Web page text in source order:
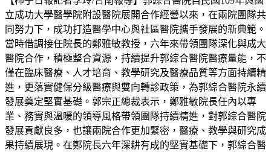
立成功大學醫學院附設醫院展開合作經營以來，在兩院團隊共
同努力下，成功打造醫學中心與社區醫院攜手發展的新典範。
當時借調接任院長的鄭雅敏教授，六年來帶領團隊深化與成大
醫院合作，積極整合資源，持續提升郭綜合醫院醫療量能，不
僅在臨床醫療、人才培育、教學研究及醫療品質等方面持續精
進，更落實健保分級醫療與雙向轉診政策，為郭綜合醫院永續
發展奠定堅實基礎。郭宗正總裁表示，鄭雅敏院長任內以專
業、務實與溫暖的領導風格帶領團隊持續精進，對郭綜合醫院
發展貢獻良多，也讓兩院合作更加緊密，醫療、教學與研究成
果持續展現。在鄭院長六年深耕有成的堅實基礎下，郭綜合醫